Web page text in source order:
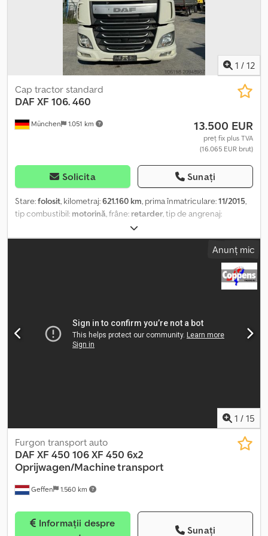
rugăm să contactați Joannis Arpantzanis sau Kai Bühler.
1 / 12
München 1.051 km
Cap tractor standard
DAF XF 106. 460
13.500 EUR
preț fix plus TVA
(16.065 EUR brut)
Solicita Sunați
Stare:folosit, kilometraj:621.160 km, prima înmatriculare:11/2015,
tip combustibil: motorină, frâne: retarder, tip de angrenaj:
, Dotări:
program electronic de stabilitate (ESP), încălzitor staționar,
Anunț mic
1 / 15
Geffen 1.560 km
Furgon transport auto
DAF XF 450 106 XF 450 6x2
Oprijwagen/Machine transport
Sunați